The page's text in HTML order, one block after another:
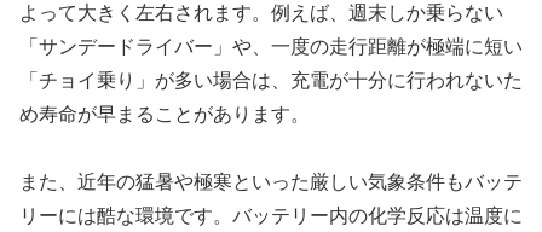
よって大きく左右されます。例えば、週末しか乗らない
「サンデードライバー」や、一度の走行距離が極端に短い
「チョイ乗り」が多い場合は、充電が十分に行われないた
め寿命が早まることがあります。
また、近年の猛暑や極寒といった厳しい気象条件もバッテ
リーには酷な環境です。バッテリー内の化学反応は温度に